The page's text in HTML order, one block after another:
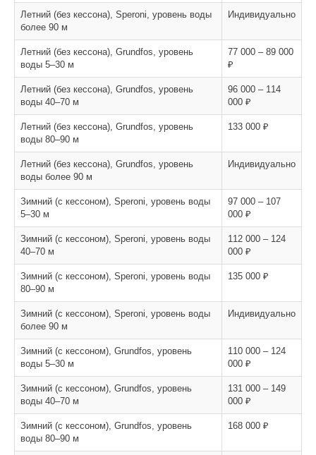
Летний (без кессона), Speroni, уровень воды
более 90 м
Индивидуально
Летний (без кессона), Grundfos, уровень
воды 5–30 м
77 000 – 89 000
₽
Летний (без кессона), Grundfos, уровень
воды 40–70 м
96 000 – 114
000 ₽
Летний (без кессона), Grundfos, уровень
воды 80–90 м
133 000 ₽
Летний (без кессона), Grundfos, уровень
воды более 90 м
Индивидуально
Зимний (с кессоном), Speroni, уровень воды
5–30 м
97 000 – 107
000 ₽
Зимний (с кессоном), Speroni, уровень воды
40–70 м
112 000 – 124
000 ₽
Зимний (с кессоном), Speroni, уровень воды
80–90 м
135 000 ₽
Зимний (с кессоном), Speroni, уровень воды
более 90 м
Индивидуально
Зимний (с кессоном), Grundfos, уровень
воды 5–30 м
110 000 – 124
000 ₽
Зимний (с кессоном), Grundfos, уровень
воды 40–70 м
131 000 – 149
000 ₽
Зимний (с кессоном), Grundfos, уровень
воды 80–90 м
168 000 ₽